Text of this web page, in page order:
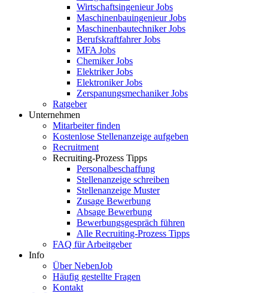
Wirtschaftsingenieur Jobs
Maschinenbauingenieur Jobs
Maschinenbautechniker Jobs
Berufskraftfahrer Jobs
MFA Jobs
Chemiker Jobs
Elektriker Jobs
Elektroniker Jobs
Zerspanungsmechaniker Jobs
Ratgeber
Unternehmen
Mitarbeiter finden
Kostenlose Stellenanzeige aufgeben
Recruitment
Recruiting-Prozess Tipps
Personalbeschaffung
Stellenanzeige schreiben
Stellenanzeige Muster
Zusage Bewerbung
Absage Bewerbung
Bewerbungsgespräch führen
Alle Recruiting-Prozess Tipps
FAQ für Arbeitgeber
Info
Über NebenJob
Häufig gestellte Fragen
Kontakt